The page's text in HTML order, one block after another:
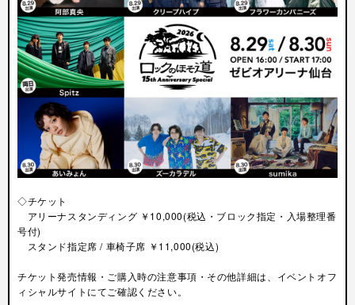
◇チケット
アリーナスタンディング ￥10,000(税込・ブロック指定・入場整理番
号付)
スタンド指定席 / 車椅子席 ￥11,000(税込)
チケット発売情報・ご購入時の注意事項・その他詳細は、イベントオフ
ィシャルサイトにてご確認ください。